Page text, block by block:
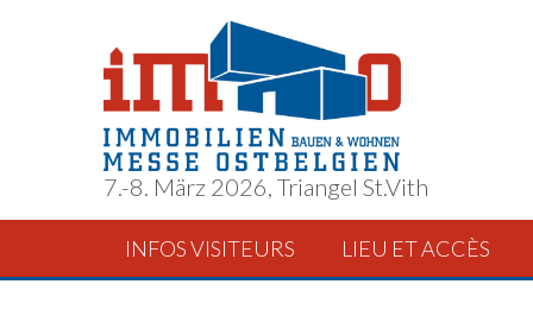
7.-8. März 2026, Triangel St.Vith
INFOS VISITEURS LIEU ET ACCÈS